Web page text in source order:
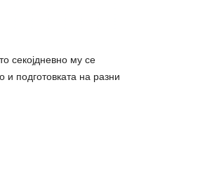
секојдневно му се
и подготовката на разни